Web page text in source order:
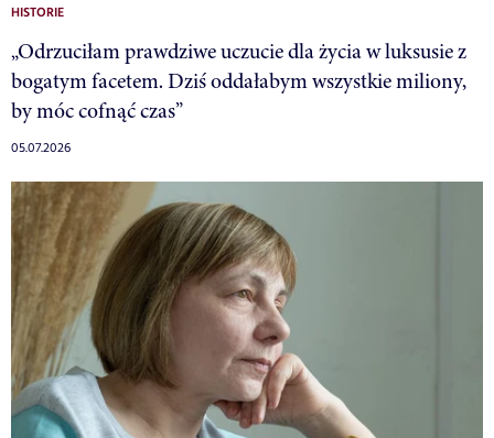
HISTORIE
„Odrzuciłam prawdziwe uczucie dla życia w luksusie z
bogatym facetem. Dziś oddałabym wszystkie miliony,
by móc cofnąć czas”
05.07.2026